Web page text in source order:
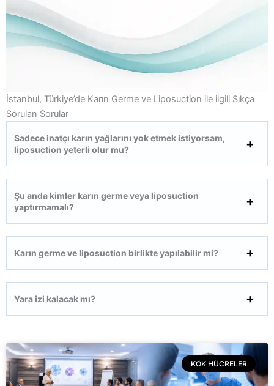
İstanbul, Türkiye’de Karın Germe ve Liposuction ile ilgili Sıkça
Sorulan Sorular
Sadece inatçı karın yağlarını yok etmek istiyorsam,
liposuction yeterli olur mu?
Şu anda kimler karın germe veya liposuction
yaptırmamalı?
Karın germe ve liposuction birlikte yapılabilir mi?
Yara izi kalacak mı?
KÖK HÜCRELER